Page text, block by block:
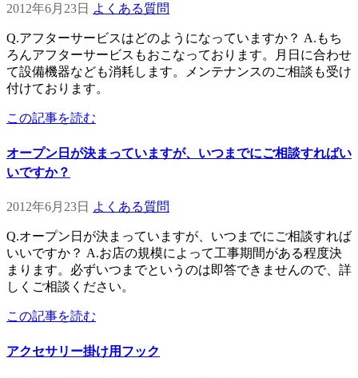
2012年6月23日 よくある質問
Q.アフターサービスはどのようになっていますか？ A.もち
ろんアフターサービスもおこなっております。月日に合わせ
て設備機器なども消耗します。メンテナンスのご相談も受け
付けております。
この記事を読む
オープン日が決まっていますが、いつまでにご相談すればい
いですか？
2012年6月23日 よくある質問
Q.オープン日が決まっていますが、いつまでにご相談すれば
いいですか？ A.お店の規模によって工事期間がある程度決
まります。必ずいつまでというのは即答できませんので、詳
しくご相談ください。
この記事を読む
アクセサリー掛け用フック